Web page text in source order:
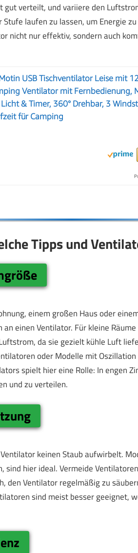
verteilt, und variiere den
laufen zu lassen, um Energie
nicht nur effektiv, sondern auch
USB Tischventilator Leise mit
Ventilator mit Fernbedienung,
& Timer, 360° Drehbar, 3
für Camping
Tipps und
einem großen Haus oder
einen Ventilator. Für kleine
da sie gezielt kühle Luft
oder Modelle mit
spielt hier eine Rolle: In engen
und zu verteilen.
keinen Staub aufwirbelt.
sind hier ideal. Vermeide
den Ventilator regelmäßig zu
sind meist besser geeignet,